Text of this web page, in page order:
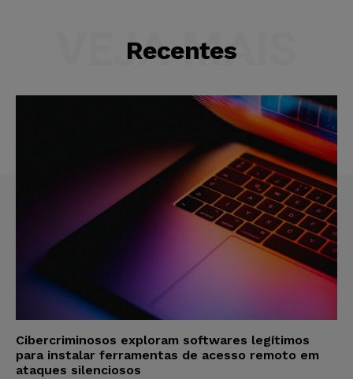
Recentes
VEJA MAIS
Cibercriminosos exploram softwares legítimos
para instalar ferramentas de acesso remoto em
ataques silenciosos